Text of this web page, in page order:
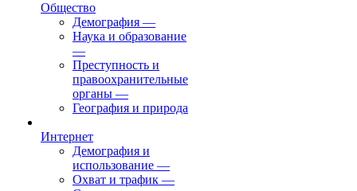
Общество
Демография —
Наука и образование
—
Преступность и
правоохранительные
органы —
География и природа
Интернет
Демография и
использование —
Охват и трафик —